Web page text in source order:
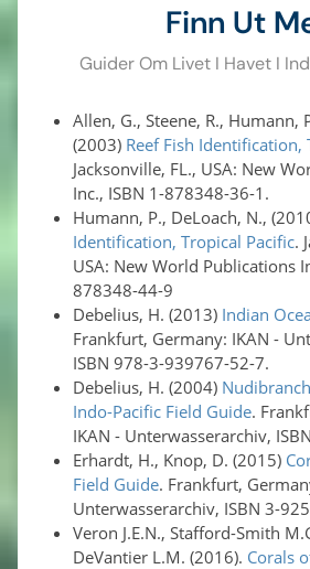
Finn Ut
Guider Om Livet I Havet I
Allen, G., Steene, R., Humann,
(2003) Reef Fish Identification,
Jacksonville, FL., USA: New
Inc., ISBN 1-878348-36-1.
Humann, P., DeLoach, N.,
Identification, Tropical Pacific.
USA: New World Publications
878348-44-9
Debelius, H. (2013) Indian
Frankfurt, Germany: IKAN -
ISBN 978-3-939767-52-7.
Debelius, H. (2004)
Indo-Pacific Field Guide.
IKAN - Unterwasserarchiv,
Erhardt, H., Knop, D. (2015)
Field Guide. Frankfurt,
Unterwasserarchiv, ISBN 3-
Veron J.E.N., Stafford-Smith
DeVantier L.M. (2016). Corals